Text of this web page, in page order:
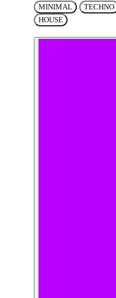
MINIMAL
TECHNO
HOUSE